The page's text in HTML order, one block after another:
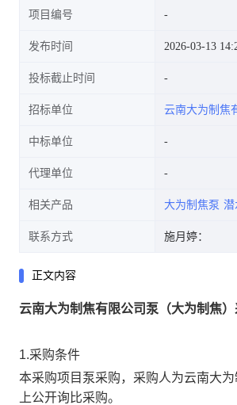
项目编号
发布时间 2026-03-13
投标截止时间
招标单位 云南大为制焦
中标单位
代理单位
相关产品 大为制焦泵 潜
联系方式 施月婷：
正文内容
云南大为制焦有限公司泵（大为制焦）
1.采购条件
本采购项目 泵采购，采购人为云南大
上公开询比采购。